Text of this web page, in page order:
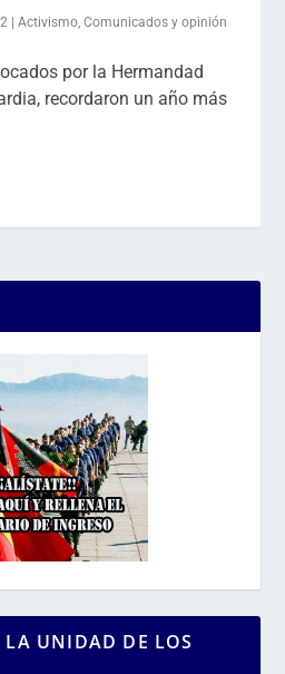
|Activismo ,Comunicados y opinión
por la Hermandad
recordaron un año más
UNIDAD DE LOS